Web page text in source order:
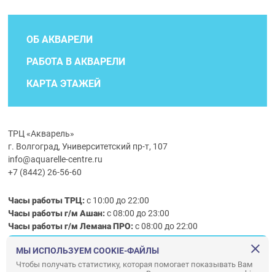
ОБ АКВАРЕЛИ
РАБОТА В АКВАРЕЛИ
КАРТА ЭТАЖЕЙ
ТРЦ «Акварель»
г. Волгоград, Университетский пр-т, 107
info@aquarelle-centre.ru
+7 (8442) 26-56-60
Часы работы ТРЦ:с 10:00 до 22:00
Часы работы г/м Ашан:с 08:00 до 23:00
Часы работыг/мЛемана ПРО:с 08:00 до 22:00
Правила посещения ТРЦ «Акварель»
МЫ ИСПОЛЬЗУЕМ COOKIE-ФАЙЛЫ
Чтобы получать статистику, которая помогает показывать Вам